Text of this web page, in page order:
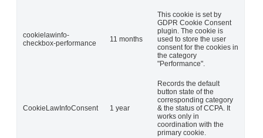
cookielawinfo-
checkbox-performance
11 months
This cookie is set by
GDPR Cookie Consent
plugin. The cookie is
used to store the user
consent for the cookies in
the category
"Performance".
CookieLawInfoConsent 1 year
Records the default
button state of the
corresponding category
& the status of CCPA. It
works only in
coordination with the
primary cookie.